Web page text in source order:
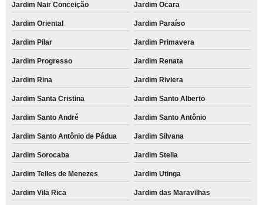
Jardim Nair Conceição Jardim Ocara
Jardim Oriental Jardim Paraíso
Jardim Pilar Jardim Primavera
Jardim Progresso Jardim Renata
Jardim Rina Jardim Riviera
Jardim Santa Cristina Jardim Santo Alberto
Jardim Santo André Jardim Santo Antônio
Jardim Santo Antônio de Pádua Jardim Silvana
Jardim Sorocaba Jardim Stella
Jardim Telles de Menezes Jardim Utinga
Jardim Vila Rica Jardim das Maravilhas